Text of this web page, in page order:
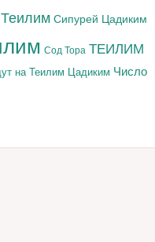
Сипурей Цадиким
Сод Тора ТЕИЛИМ
на Теилим Цадиким Число